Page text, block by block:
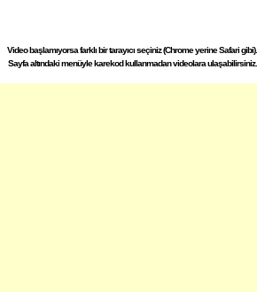
Video başlamıyorsa farklı bir tarayıcı seçiniz (Chrome yerine Safari gibi).
Sayfa altındaki menüyle karekod kullanmadan videolara ulaşabilirsiniz.